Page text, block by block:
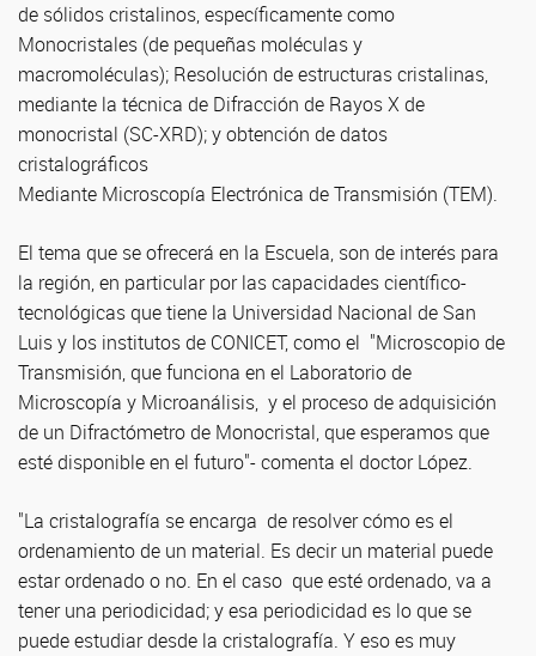
de sólidos cristalinos, específicamente como
Monocristales (de pequeñas moléculas y
macromoléculas); Resolución de estructuras cristalinas,
mediante la técnica de Difracción de Rayos X de
monocristal (SC-XRD); y obtención de datos
cristalográficos
Mediante Microscopía Electrónica de Transmisión (TEM).
El tema que se ofrecerá en la Escuela, son de interés para
la región, en particular por las capacidades científico-
tecnológicas que tiene la Universidad Nacional de San
Luis y los institutos de CONICET, como el "Microscopio de
Transmisión, que funciona en el Laboratorio de
Microscopía y Microanálisis, y el proceso de adquisición
de un Difractómetro de Monocristal, que esperamos que
esté disponible en el futuro"- comenta el doctor López.
"La cristalografía se encarga de resolver cómo es el
ordenamiento de un material. Es decir un material puede
estar ordenado o no. En el caso que esté ordenado, va a
tener una periodicidad; y esa periodicidad es lo que se
puede estudiar desde la cristalografía. Y eso es muy